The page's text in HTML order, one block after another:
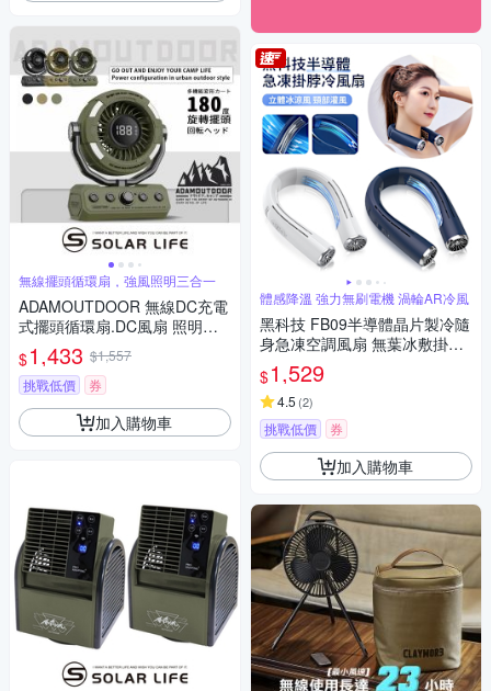
無線擺頭循環扇，強風照明三合一
ADAMOUTDOOR 無線DC充電
式擺頭循環扇.DC風扇 照明工
業扇 居家戶外 擺頭循環扇 USB
充電風扇
$1,433 $1,557
挑戰低價
券
加入購物車
體感降溫 強力無刷電機 渦輪AR冷風
黑科技 FB09半導體晶片製冷隨
身急凍空調風扇 無葉冰敷掛脖
風扇 冰旋風運動風扇（可上飛
機）
$1,529
4.5 (2)
挑戰低價 券
加入購物車